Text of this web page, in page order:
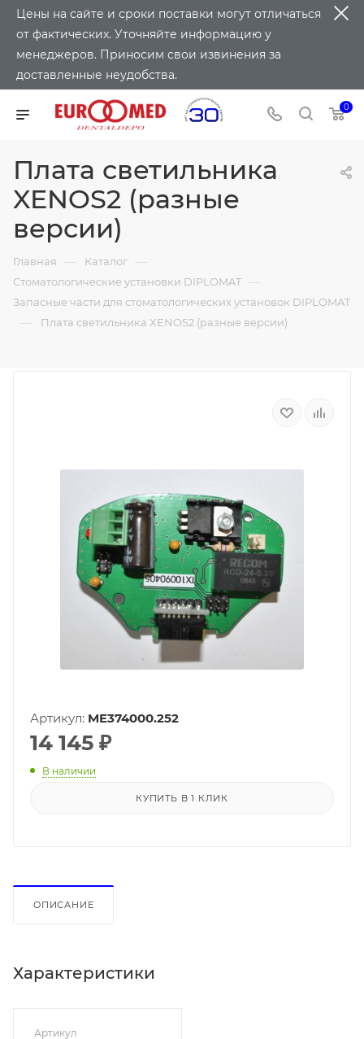
Цены на сайте и сроки поставки могут отличаться
от фактических. Уточняйте информацию у
менеджеров. Приносим свои извинения за
доставленные неудобства.
0
Плата светильника
XENOS2 (разные
версии)
Главная — Каталог —
Стоматологические установки DIPLOMAT —
Запасные части для стоматологических установок DIPLOMAT
— Плата светильника XENOS2 (разные версии)
Артикул: ME374000.252
14 145 ₽
В наличии
КУПИТЬ В 1 КЛИК
ОПИСАНИЕ
Характеристики
Артикул